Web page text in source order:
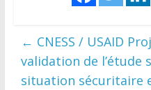
← CNESS / USAID
validation de l’étude
situation sécuritaire